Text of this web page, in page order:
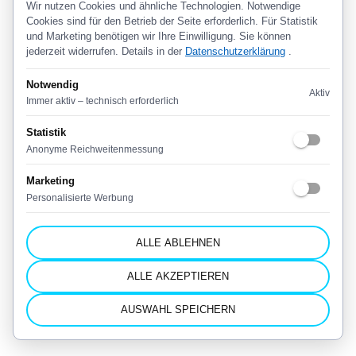
Wir nutzen Cookies und ähnliche Technologien. Notwendige
Cookies sind für den Betrieb der Seite erforderlich. Für Statistik
und Marketing benötigen wir Ihre Einwilligung. Sie können
jederzeit widerrufen. Details in der Datenschutzerklärung .
Notwendig
Immer aktiv – technisch erforderlich
Aktiv
Statistik
Anonyme Reichweitenmessung
Marketing
Personalisierte Werbung
ALLE ABLEHNEN
ALLE AKZEPTIEREN
AUSWAHL SPEICHERN